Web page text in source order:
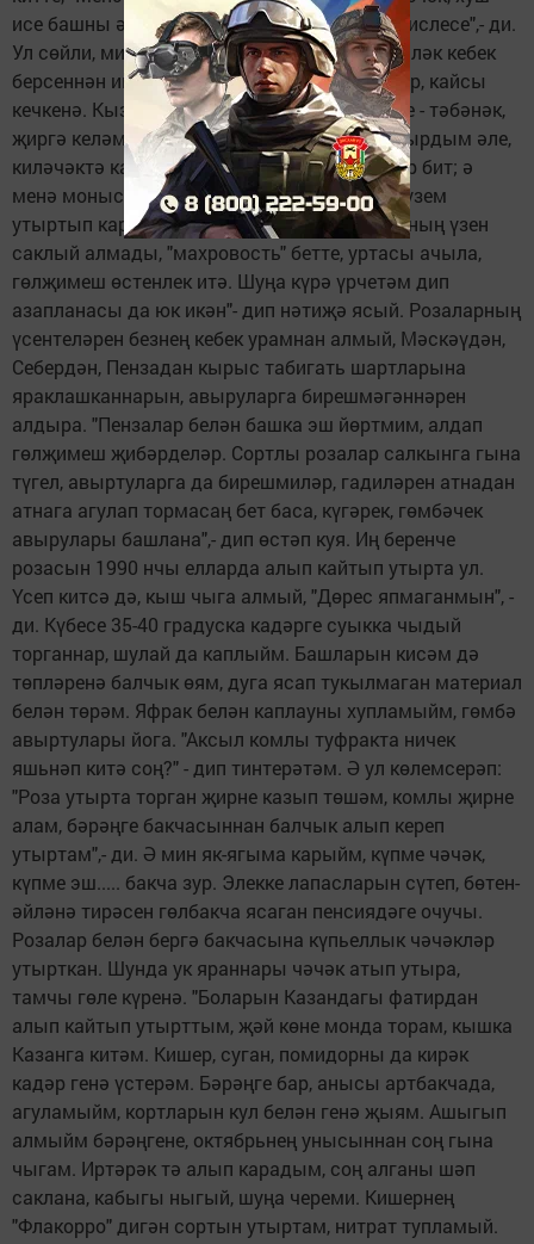
исе башны әйләндерә. "Бу - "Гете", иң тәмле ислесе",- ди.
Ул сөйли, мин чәчәктән чәчәккә кунган күбәләк кебек
берсеннән икенчесенә күчәм. Кайсы куак зур, кайсы
кечкенә. Кызыл, ал, ак, саргылт... ә өченчесе - тәбәнәк,
җиргә келәм булып яткан. "Бу түтәлне калдырдым әле,
киләчәктә каплап алачак аны бу роза, матур бит; ә
менә монысын ботактан тамырландырып үзем
утыртып караган идем, үсеп китте, тик сортның үзен
саклый алмады, "махровость" бетте, уртасы ачыла,
гөлҗимеш өстенлек итә. Шуңа күрә үрчетәм дип
азапланасы да юк икән"- дип нәтиҗә ясый. Розаларның
үсентеләрен безнең кебек урамнан алмый, Мәскәүдән,
Себердән, Пензадан кырыс табигать шартларына
яраклашканнарын, авыруларга бирешмәгәннәрен
алдыра. "Пензалар белән башка эш йөртмим, алдап
гөлҗимеш җибәрделәр. Сортлы розалар салкынга гына
түгел, авыртуларга да бирешмиләр, гадиләрен атнадан
атнага агулап тормасаң бет баса, күгәрек, гөмбәчек
авырулары башлана",- дип өстәп куя. Иң беренче
розасын 1990 нчы елларда алып кайтып утырта ул.
Үсеп китсә дә, кыш чыга алмый, "Дөрес япмаганмын", -
ди. Күбесе 35-40 градуска кадәрге суыкка чыдый
торганнар, шулай да каплыйм. Башларын кисәм дә
төпләренә балчык өям, дуга ясап тукылмаган материал
белән төрәм. Яфрак белән каплауны хупламыйм, гөмбә
авыртулары йога. "Аксыл комлы туфракта ничек
яшьнәп китә соң?" - дип тинтерәтәм. Ә ул көлемсерәп:
"Роза утырта торган җирне казып төшәм, комлы җирне
алам, бәрәңге бакчасыннан балчык алып кереп
утыртам",- ди. Ә мин як-ягыма карыйм, күпме чәчәк,
күпме эш..... бакча зур. Элекке лапасларын сүтеп, бөтен-
әйләнә тирәсен гөлбакча ясаган пенсиядәге очучы.
Розалар белән бергә бакчасына күпьеллык чәчәкләр
утырткан. Шунда ук яраннары чәчәк атып утыра,
тамчы гөле күренә. "Боларын Казандагы фатирдан
алып кайтып утырттым, җәй көне монда торам, кышка
Казанга китәм. Кишер, суган, помидорны да кирәк
кадәр генә үстерәм. Бәрәңге бар, анысы артбакчада,
агуламыйм, кортларын кул белән генә җыям. Ашыгып
алмыйм бәрәңгене, октябрьнең унысыннан соң гына
чыгам. Иртәрәк тә алып карадым, соң алганы шәп
саклана, кабыгы ныгый, шуңа череми. Кишернең
"Флакорро" дигән сортын утыртам, нитрат тупламый.